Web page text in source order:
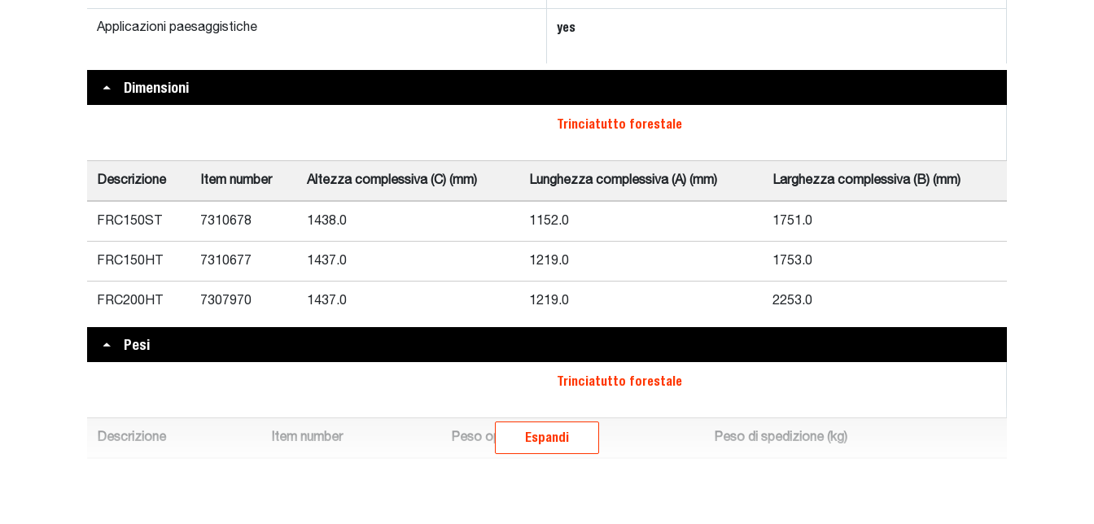
Applicazioni paesaggistiche yes
Dimensioni
Trinciatutto forestale
Descrizione Item number Altezza complessiva (C) (mm) Lunghezza complessiva (A) (mm) Larghezza complessiva (B) (mm)
FRC150ST 7310678 1438.0 1152.0 1751.0
FRC150HT 7310677 1437.0 1219.0 1753.0
FRC200HT 7307970 1437.0 1219.0 2253.0
Pesi
Trinciatutto forestale
Descrizione Item number Peso operativo (kg) Peso di spedizione (kg)
Espandi